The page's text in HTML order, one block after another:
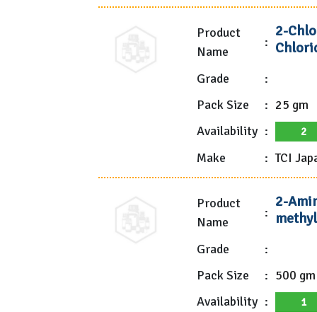
Product
Name
:
2-
Grade
:
Pack Size
: 25 gm
Availability : 2
Make : TCI
Product
Name
:
2-
Grade
:
Pack Size
: 500 gm
Availability : 1